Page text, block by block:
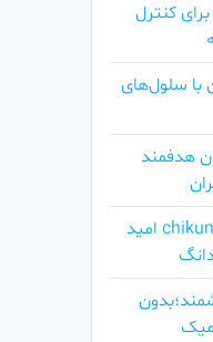
کنترل
با سلول‌های
هدفمند
واکسن جدید chikungunya امید